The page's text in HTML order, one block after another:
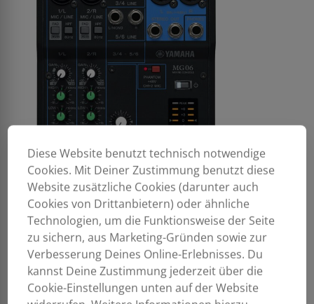
Diese Website benutzt technisch notwendige
Cookies. Mit Deiner Zustimmung benutzt diese
Website zusätzliche Cookies (darunter auch
Cookies von Drittanbietern) oder ähnliche
Technologien, um die Funktionsweise der Seite
zu sichern, aus Marketing-Gründen sowie zur
Verbesserung Deines Online-Erlebnisses. Du
kannst Deine Zustimmung jederzeit über die
Cookie-Einstellungen unten auf der Website